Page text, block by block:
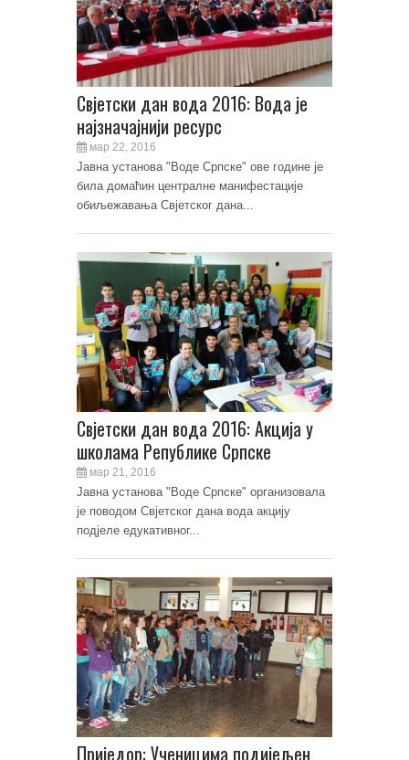
Свјетски дан вода 2016: Вода је
најзначајнији ресурс
мар 22, 2016
Јавна установа "Воде Српске" ове године је
била домаћин централне манифестације
обиљежавања Свјетског дана...
Свјетски дан вода 2016: Акција у
школама Републике Српске
мар 21, 2016
Јавна установа "Воде Српске" организовала
је поводом Свјетског дана вода акцију
подјеле едукативног...
Приједор: Ученицима подијељен